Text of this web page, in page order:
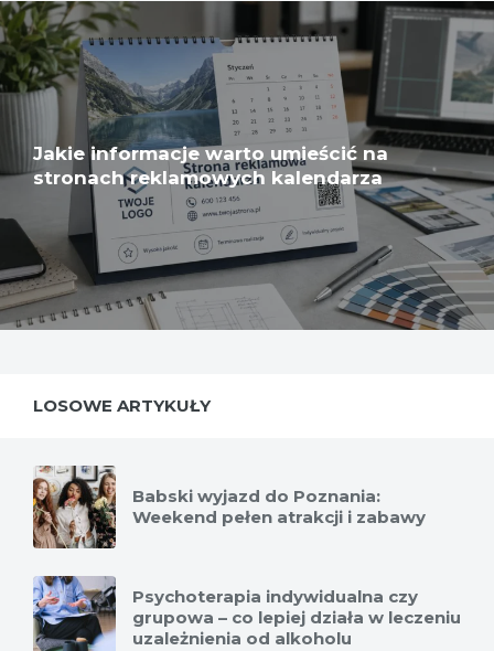
Jakie informacje warto umieścić na
stronach reklamowych kalendarza
LOSOWE ARTYKUŁY
Babski wyjazd do Poznania:
Weekend pełen atrakcji i zabawy
Psychoterapia indywidualna czy
grupowa – co lepiej działa w leczeniu
uzależnienia od alkoholu